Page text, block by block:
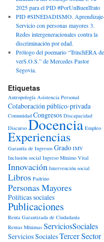
2025 para el PID #PorUnBuenTrato
PID #SINEDADISMO.
Servicio con personas mayores 3.
Redes intergeneracionales contra la
discriminación por edad.
Prólogo del poemario “TrinchERA de
verS.O.S.” de Mercedes Pastor
Segovia.
Etiquetas
Antropología Asistencia Personal
Colaboración público-privada
Comunidad Congresos Discapacidad
Discurso Docencia Empleo
Experiencias
Garantía de Ingresos Grado IMV
Inclusión social Ingreso Mínimo Vital
Innovación Intervención social
Libros Padrino
Personas Mayores
Políticas sociales
Publicaciones
Renta Garantizada de Ciudadanía
Rentas Mínimas ServiciosSociales
Servicios SocialesTercer Sector